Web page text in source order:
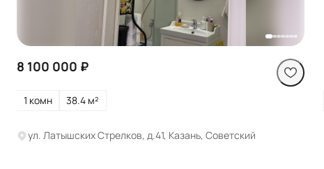
8 100 000 ₽
1 комн 38.4 м²
ул. Латышских Стрелков, д.41, Казань, Советский